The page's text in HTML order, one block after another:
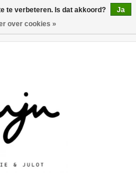
te verbeteren. Is dat akkoord?
Ja
over cookies »